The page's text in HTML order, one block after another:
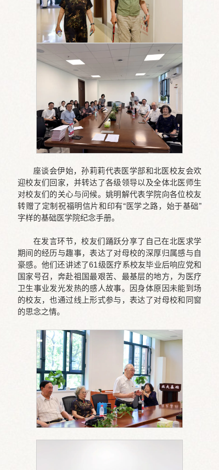
座谈会伊始，孙莉莉代表医学部和北医校友会欢
迎校友们回家，并转达了各级领导以及全体北医师生
对校友们的关心与问候。姚明解代表学院向各位校友
转赠了定制祝福明信片和印有“医学之路，始于基础”
字样的基础医学院纪念手册。
在发言环节，校友们踊跃分享了自己在北医求学
期间的经历与趣事，表达了对母校的深厚归属感与自
豪感。他们还讲述了61级医疗系校友毕业后响应党和
国家号召，奔赴祖国最艰苦、最基层的地方，为医疗
卫生事业发光发热的感人故事。因身体原因未能到场
的校友，也通过线上形式参与，表达了对母校和同窗
的思念之情。